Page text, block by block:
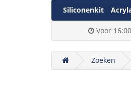
Siliconenkit
Voor
Zoeken